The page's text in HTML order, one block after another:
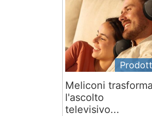
Meliconi trasforma
l'ascolto
televisivo...